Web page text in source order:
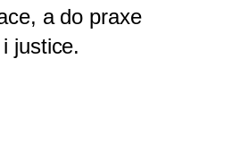
a do praxe
justice.